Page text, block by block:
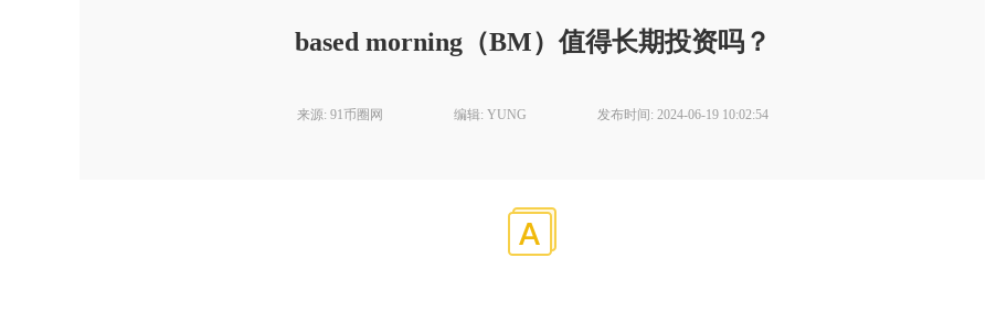
based morning（BM）值得长期投资吗？
来源: 91币圈网 编辑: YUNG 发布时间: 2024-06-19 10:02:54